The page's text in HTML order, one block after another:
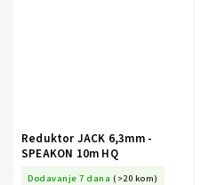
Reduktor JACK 6,3mm -
SPEAKON 10m HQ
Dodavanje 7 dana (>20 kom)